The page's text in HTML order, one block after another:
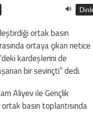
🔊
ortak basın
ortaya çıkan netice
kardeşlerini de
bir sevinçti” dedi.
Aliyev ile Gençlik
basın toplantısında